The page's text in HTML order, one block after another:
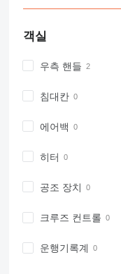
객실
우측 핸들
침대칸
에어백
히터
공조 장치
크루즈 컨트롤
운행기록계